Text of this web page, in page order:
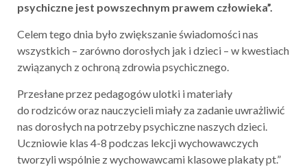
psychiczne jest powszechnym prawem człowieka”.
Celem tego dnia było zwiększanie świadomości nas
wszystkich – zarówno dorosłych jak i dzieci – w kwestiach
związanych z ochroną zdrowia psychicznego.
Przesłane przez pedagogów ulotki i materiały
do rodziców oraz nauczycieli miały za zadanie uwrażliwić
nas dorosłych na potrzeby psychiczne naszych dzieci.
Uczniowie klas 4-8 podczas lekcji wychowawczych
tworzyli wspólnie z wychowawcami klasowe plakaty pt.”